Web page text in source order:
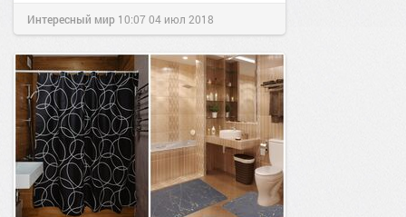
Интересный мир 10:07 04 июл 2018